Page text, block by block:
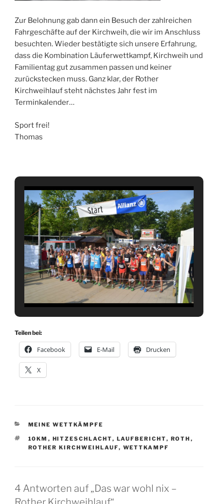
Zur Belohnung gab dann ein Besuch der zahlreichen
Fahrgeschäfte auf der Kirchweih, die wir im Anschluss
besuchten. Wieder bestätigte sich unsere Erfahrung,
dass die Kombination Läuferwettkampf, Kirchweih und
Familientag gut zusammen passen und keiner
zurückstecken muss. Ganz klar, der Rother
Kirchweihlauf steht nächstes Jahr fest im
Terminkalender…
Sport frei!
Thomas
Teilen bei:
Facebook E-Mail Drucken
X
KATEGORIEN
MEINE WETTKÄMPFE
SCHLAGWÖRTER
10KM , HITZESCHLACHT, LAUFBERICHT, ROTH ,
ROTHER KIRCHWEIHLAUF, WETTKAMPF
4 Antworten auf „Das war wohl nix –